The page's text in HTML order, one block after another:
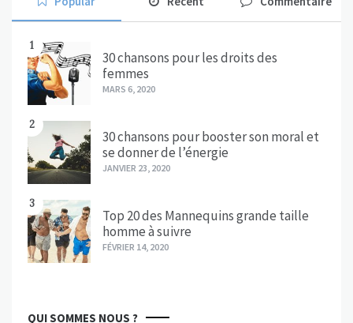
1
30 chansons pour les droits des
femmes
MARS 6, 2020
2
30 chansons pour booster son moral et
se donner de l’énergie
JANVIER 23, 2020
3
Top 20 des Mannequins grande taille
homme à suivre
FÉVRIER 14, 2020
QUI SOMMES NOUS ?